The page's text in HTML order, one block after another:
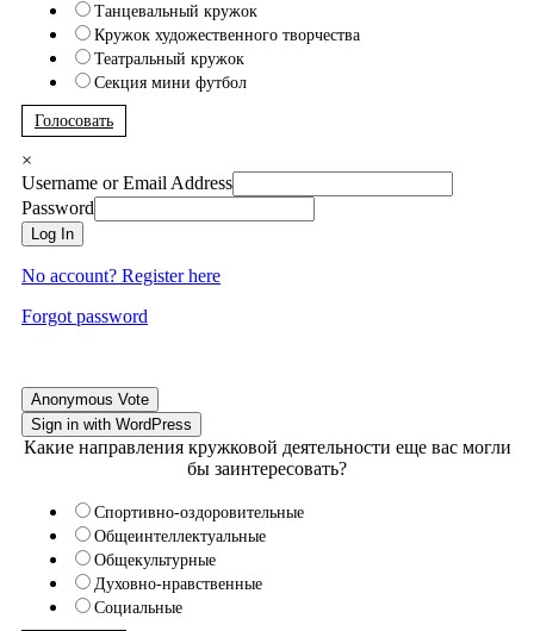
Танцевальный кружок
Кружок художественного творчества
Театральный кружок
Секция мини футбол
Голосовать
×
Username or Email Address
Password
Log In
No account? Register here
Forgot password
Anonymous Vote
Sign in with WordPress
Какие направления кружковой деятельности еще вас могли
бы заинтересовать?
Спортивно-оздоровительные
Общеинтеллектуальные
Общекультурные
Духовно-нравственные
Социальные